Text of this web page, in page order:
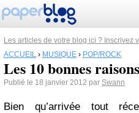
Les articles de votre blog ici ? Inscrivez
ACCUEIL › MUSIQUE › POP/ROCK
Les 10 bonnes
Publié le 18 janvier 2012 par Swann
Bien qu’arrivée tout